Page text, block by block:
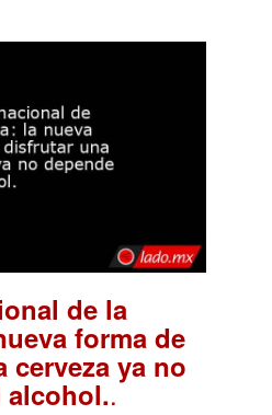
de la
forma de
ya no
alcohol..